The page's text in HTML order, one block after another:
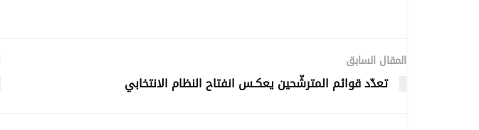
المقال السابق
تعدّد قوائم المترشّحين يعكـس انفتاح النظام الانتخابي